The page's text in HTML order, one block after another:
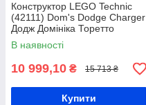
Конструктор LEGO Technic
(42111) Dom's Dodge Charger
Додж Домініка Торетто
В наявності
10 999,10 ₴ 15 713 ₴
Купити